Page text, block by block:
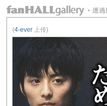
(4-ever 上传)